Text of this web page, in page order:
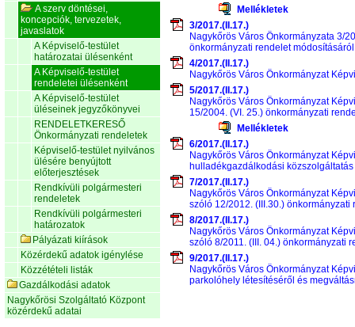
A szerv döntései,
koncepciók, tervezetek,
javaslatok
A Képviselő-testület
határozatai ülésenként
A Képviselő-testület
rendeletei ülésenként
A Képviselő-testület
üléseinek jegyzőkönyvei
RENDELETKERESŐ
Önkormányzati rendeletek
Képviselő-testület nyilvános
ülésére benyújtott
előterjesztések
Rendkívüli polgármesteri
rendeletek
Rendkívüli polgármesteri
határozatok
Pályázati kiírások
Közérdekű adatok igénylése
Közzétételi listák
Gazdálkodási adatok
Nagykőrösi Szolgáltató Központ
közérdekű adatai
Mellékletek
3/2017.(II.17.)
Nagykőrös Város Önkormányzata 3/
önkormányzati rendelet módosításáról
4/2017.(II.17.)
Nagykőrös Város Önkormányzat
5/2017.(II.17.)
Nagykőrös Város Önkormányzat
15/2004. (VI. 25.) önkormányzati
Mellékletek
6/2017.(II.17.)
Nagykőrös Város Önkormányzat
hulladékgazdálkodási
7/2017.(II.17.)
Nagykőrös Város Önkormányzat
szóló 12/2012. (III.30.)
8/2017.(II.17.)
Nagykőrös Város Önkormányzat
szóló 8/2011. (III. 04.) önkormányzati
9/2017.(II.17.)
Nagykőrös Város Önkormányzat
parkolóhely létesítéséről és